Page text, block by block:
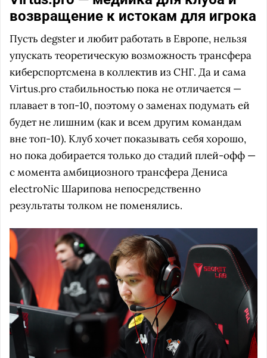
возвращение к истокам для игрока
Пусть degster и любит работать в Европе, нельзя
упускать теоретическую возможность трансфера
киберспортсмена в коллектив из СНГ. Да и сама
Virtus.pro стабильностью пока не отличается —
плавает в топ-10, поэтому о заменах подумать ей
будет не лишним (как и всем другим командам
вне топ-10). Клуб хочет показывать себя хорошо,
но пока добирается только до стадий плей-офф —
с момента амбициозного трансфера Дениса
electroNic Шарипова непосредственно
результаты толком не поменялись.